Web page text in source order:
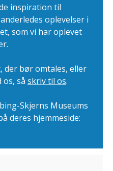
inspiration til
oplevelser i
som vi har oplevet
der bør omtales, eller
så skriv til os.
Skjerns Museums
deres hjemmeside: